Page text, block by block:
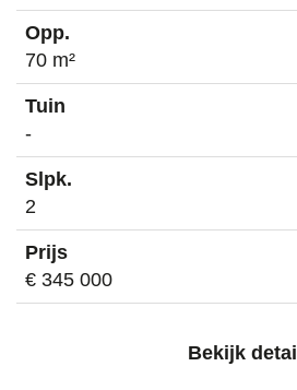
70 m²
-
2
€ 345 000
Bekijk detail